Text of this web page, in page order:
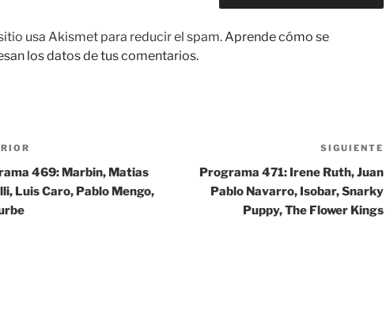
usa Akismet para reducir el spam.Aprende cómo se
los datos de tus comentarios.
469: Marbin, Matias
Luis Caro, Pablo Mengo,
SIGUIENTE
Programa 471: Irene Ruth, Juan
Pablo Navarro, Isobar, Snarky
Puppy, The Flower Kings